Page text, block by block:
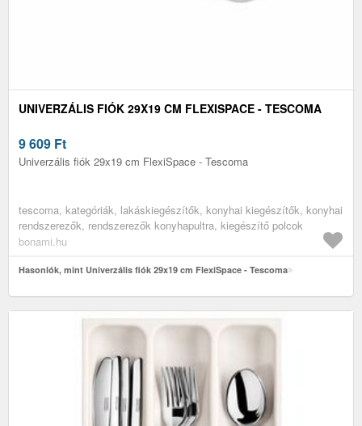
UNIVERZÁLIS FIÓK 29X19 CM FLEXISPACE - TESCOMA
9 609 Ft
Univerzális fiók 29x19 cm FlexiSpace - Tescoma
tescoma, kategóriák, lakáskiegészítők, konyhai kiegészítők, konyhai
rendszerezők, rendszerezők konyhapultra, kiegészítő polcok
bonami.hu
Hasonlók, mint Univerzális fiók 29x19 cm FlexiSpace - Tescoma